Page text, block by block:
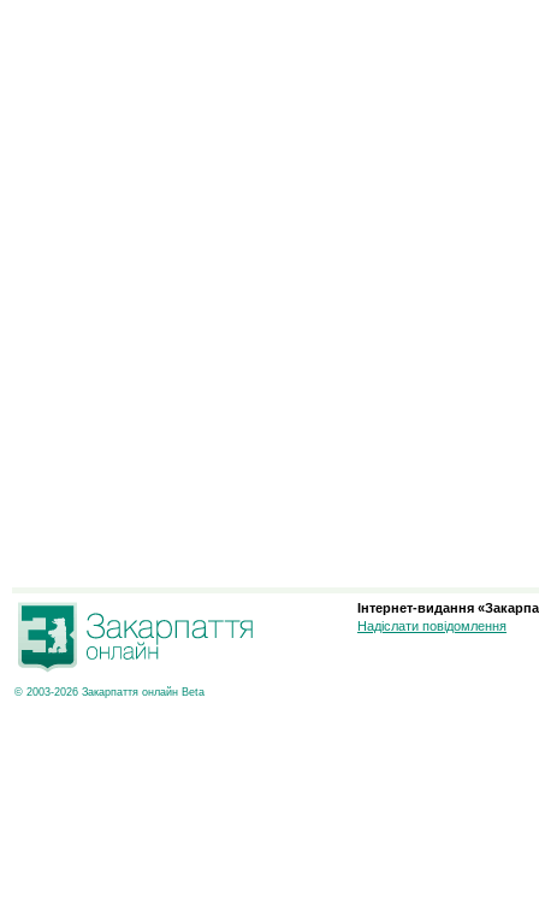
© 2003-2026 Закарпаття онлайн Beta
Інтернет-видання
Надіслати повідомлення